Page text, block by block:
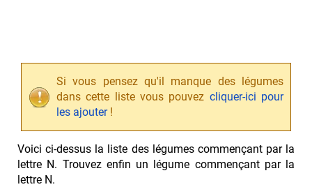
Si vous pensez qu'il manque des légumes
dans cette liste vous pouvez cliquer-ici pour
les ajouter!
Voici ci-dessus la liste des légumes commençant par la
lettre N. Trouvez enfin un légume commençant par la
lettre N.